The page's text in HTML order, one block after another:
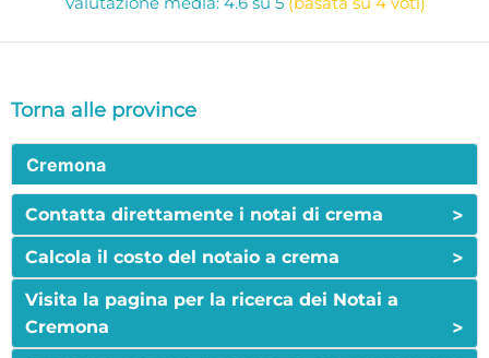
Torna alle province
Cremona
Contatta direttamente i notai di crema >
Calcola il costo del notaio a crema >
Visita la pagina per la ricerca dei Notai a
Cremona
>